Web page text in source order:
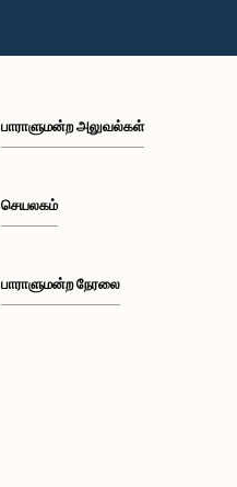
பாராளுமன்ற அலுவல்கள்
செயலகம்
பாராளுமன்ற நேரலை